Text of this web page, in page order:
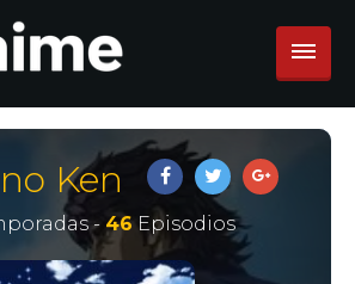
Ken
- 46Episodios